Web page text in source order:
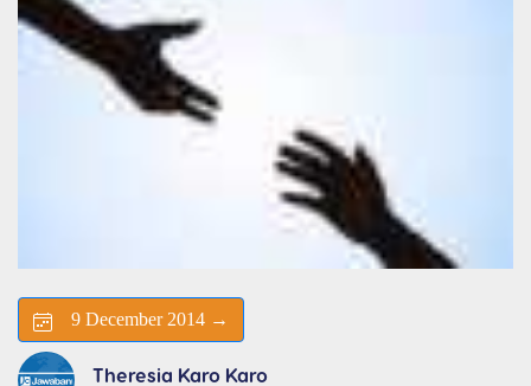
9 December 2014 →
Theresia Karo Karo